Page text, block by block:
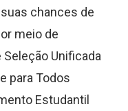
chances de
meio de
Unificada
para Todos
Estudantil